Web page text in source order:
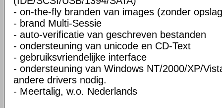
- on-the-fly branden van images (zonder
- brand Multi-Sessie
- auto-verificatie van geschreven bestanden
- ondersteuning van unicode en CD-Text
- gebruiksvriendelijke interface
- ondersteuning van Windows NT/2000/XP/
andere drivers nodig.
- Meertalig, w.o. Nederlands